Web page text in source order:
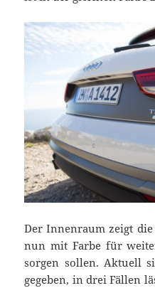
Der Innenraum zeigt
nun mit Farbe für
sorgen sollen. Aktuell
gegeben, in drei Fällen